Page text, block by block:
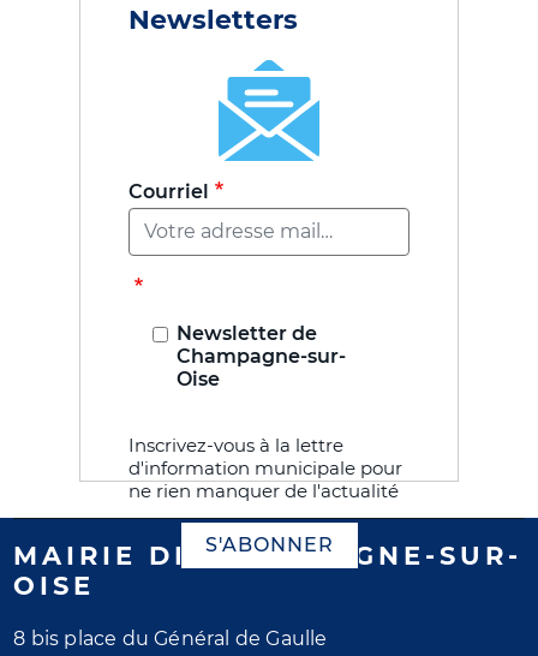
Newsletters
Courriel
Newsletter de
Champagne-sur-
Oise
Inscrivez-vous à la lettre
d'information municipale pour
ne rien manquer de l'actualité
S'ABONNER
MAIRIE DE CHAMPAGNE-SUR-
OISE
8 bis place du Général de Gaulle